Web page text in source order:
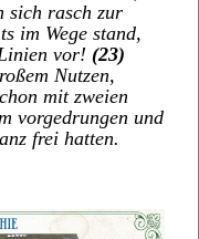
sich rasch zur
im Wege stand,
vor! (23)
Nutzen,
mit zweien
vorgedrungen und
frei hatten.